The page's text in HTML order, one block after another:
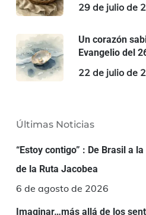
29 de julio de
Un corazón
Evangelio del
22 de julio de
Últimas Noticias
“Estoy contigo” : De Brasil a
de la Ruta Jacobea
6 de agosto de 2026
Imaginar…más allá de los